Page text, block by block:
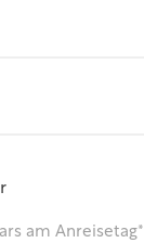
am Anreisetag*